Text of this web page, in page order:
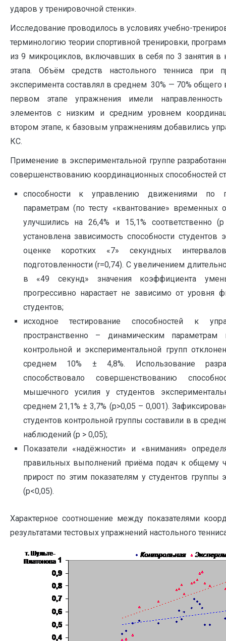
ударов у тренировочной стенки».
Исследование проводилось в условиях учебно-
терминологию теории спортивной тренировки,
из 9 микроциклов, включавших в себя по 3 занятия
этапа. Объём средств настольного тенниса при
эксперимента составлял в среднем 30% — 70% общего
первом этапе упражнения имели направленность
элементов с низким и средним уровнем
втором этапе, к базовым упражнениям добавились
КС.
Применение в экспериментальной группе
совершенствованию координационных способностей
способности к управлению движениями по
параметрам (по тесту «квантование» временных
улучшились на 26,4% и 15,1%
установлена зависимость способности студентов
оценке коротких «7» секундных
подготовленности (r=0,74). С увеличением
в «49 секунд» значения коэффициента
прогрессивно нарастает не зависимо от уровня
студентов;
исходное тестирование способностей к
пространственно – динамическим параметрам
контрольной и экспериментальной групп
среднем 10% ± 4,8%. Использование
способствовало совершенствованию
мышечного усилия у студентов
среднем 21,1% ± 3,7% (р>0,05 – 0,001).
студентов контрольной группы составили в в
наблюдений (р > 0,05);
Показатели «надёжности» и «внимания»
правильных выполнений приёма подач к общему
прирост по этим показателям у студентов группы
(р<0,05).
Характерное соотношение между показателями
результатами тестовых упражнений настольного